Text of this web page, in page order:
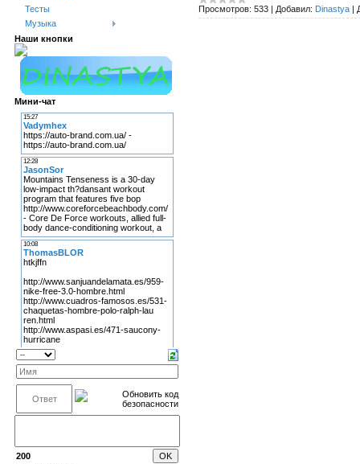
Тесты
Музыка
Наши кнопки
Мини-чат
200
Просмотров: 533 | Добавил: Dinastya |